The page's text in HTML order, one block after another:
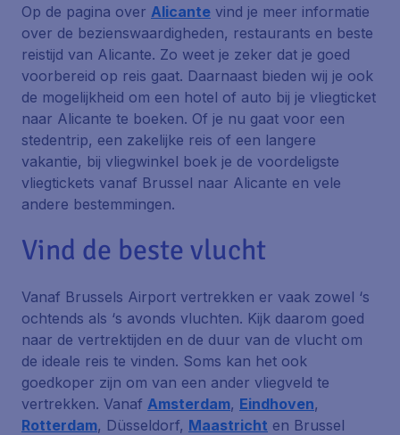
Op de pagina over Alicante vind je meer informatie
over de bezienswaardigheden, restaurants en beste
reistijd van Alicante. Zo weet je zeker dat je goed
voorbereid op reis gaat. Daarnaast bieden wij je ook
de mogelijkheid om een hotel of auto bij je vliegticket
naar Alicante te boeken. Of je nu gaat voor een
stedentrip, een zakelijke reis of een langere
vakantie, bij vliegwinkel boek je de voordeligste
vliegtickets vanaf Brussel naar Alicante en vele
andere bestemmingen.
Vind de beste vlucht
Vanaf Brussels Airport vertrekken er vaak zowel ‘s
ochtends als ‘s avonds vluchten. Kijk daarom goed
naar de vertrektijden en de duur van de vlucht om
de ideale reis te vinden. Soms kan het ook
goedkoper zijn om van een ander vliegveld te
vertrekken. Vanaf Amsterdam, Eindhoven,
Rotterdam, Düsseldorf, Maastricht en Brussel